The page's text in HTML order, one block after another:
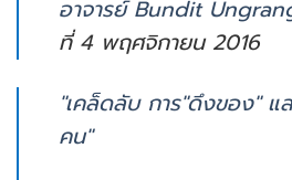
อาจารย์ Bundit
ที่ 4 พฤศจิกายน 2016
"เคล็ดลับ การ"ดึงของ" แ
คน"